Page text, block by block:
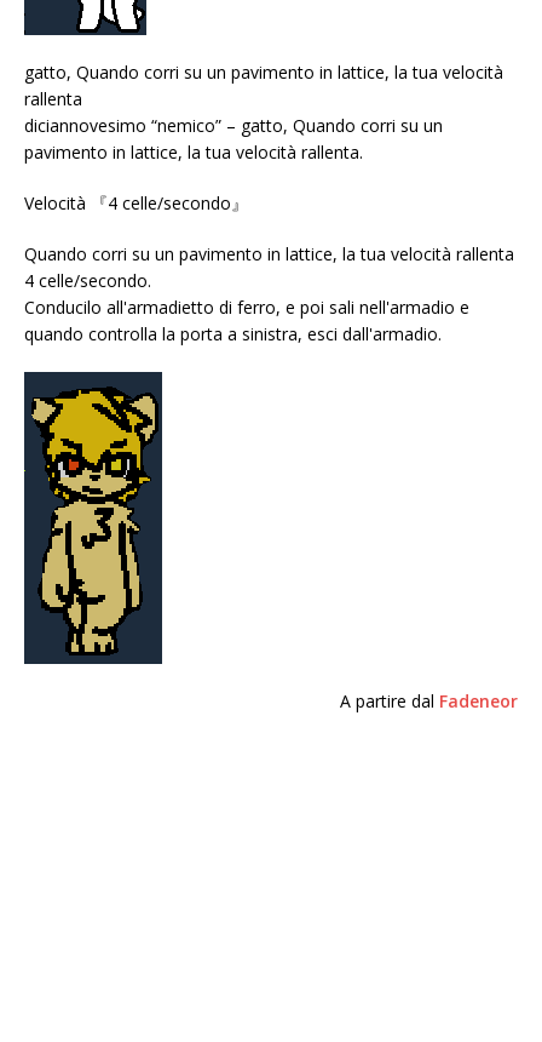
gatto, Quando corri su un pavimento in lattice, la tua velocità
rallenta
diciannovesimo “nemico” – gatto, Quando corri su un
pavimento in lattice, la tua velocità rallenta.
Velocità 『4 celle/secondo』
Quando corri su un pavimento in lattice, la tua velocità rallenta
4 celle/secondo.
Conducilo all'armadietto di ferro, e poi sali nell'armadio e
quando controlla la porta a sinistra, esci dall'armadio.
A partire dal Fadeneor